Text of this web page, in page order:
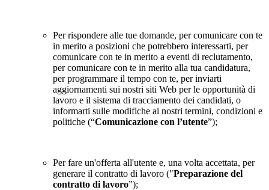
Per rispondere alle tue domande, per comunicare con te
in merito a posizioni che potrebbero interessarti, per
comunicare con te in merito a eventi di reclutamento,
per comunicare con te in merito alla tua candidatura,
per programmare il tempo con te, per inviarti
aggiornamenti sui nostri siti Web per le opportunità di
lavoro e il sistema di tracciamento dei candidati, o
informarti sulle modifiche ai nostri termini, condizioni e
politiche (“Comunicazione con l’utente”);
Per fare un'offerta all'utente e, una volta accettata, per
generare il contratto di lavoro ("Preparazione del
contratto di lavoro”);